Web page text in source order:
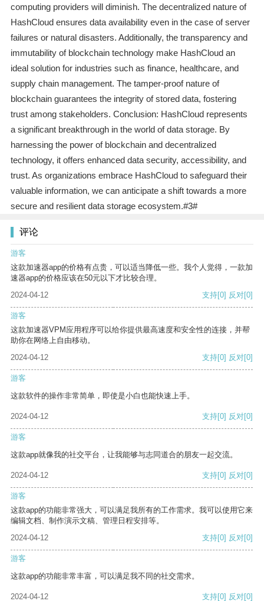
computing providers will diminish. The decentralized nature of
HashCloud ensures data availability even in the case of server
failures or natural disasters. Additionally, the transparency and
immutability of blockchain technology make HashCloud an
ideal solution for industries such as finance, healthcare, and
supply chain management. The tamper-proof nature of
blockchain guarantees the integrity of stored data, fostering
trust among stakeholders. Conclusion: HashCloud represents
a significant breakthrough in the world of data storage. By
harnessing the power of blockchain and decentralized
technology, it offers enhanced data security, accessibility, and
trust. As organizations embrace HashCloud to safeguard their
valuable information, we can anticipate a shift towards a more
secure and resilient data storage ecosystem.#3#
评论
游客
这款加速器app的价格有点贵，可以适当降低一些。我个人觉得，一款加
速器app的价格应该在50元以下才比较合理。
2024-04-12
支持[0] 反对[0]
游客
这款加速器VPM应用程序可以给你提供最高速度和安全性的连接，并帮
助你在网络上自由移动。
2024-04-12
支持[0] 反对[0]
游客
这款软件的操作非常简单，即使是小白也能快速上手。
2024-04-12 支持[0] 反对[0]
游客
这款app就像我的社交平台，让我能够与志同道合的朋友一起交流。
2024-04-12 支持[0] 反对[0]
游客
这款app的功能非常强大，可以满足我所有的工作需求。我可以使用它来
编辑文档、制作演示文稿、管理日程安排等。
2024-04-12
支持[0] 反对[0]
游客
这款app的功能非常丰富，可以满足我不同的社交需求。
2024-04-12 支持[0] 反对[0]